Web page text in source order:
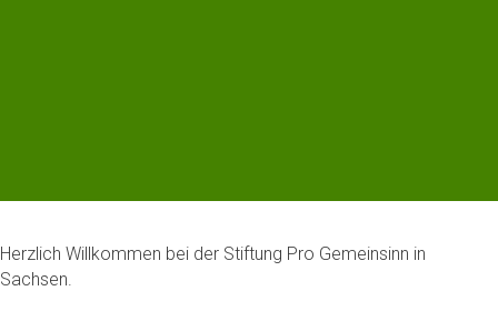
Herzlich Willkommen bei der Stiftung Pro Gemeinsinn in
Sachsen.